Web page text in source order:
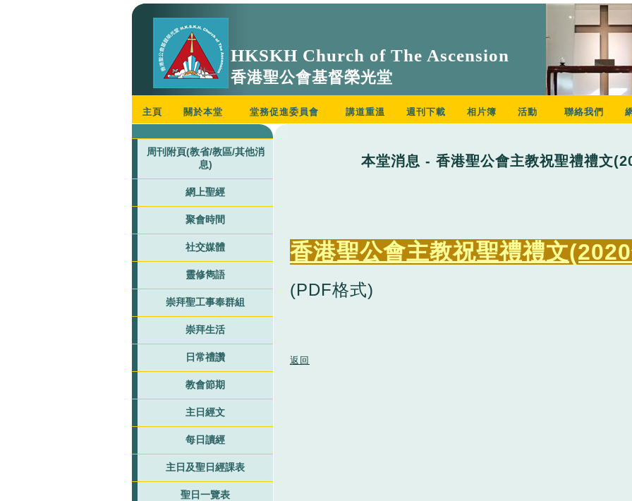
HKSKH Church of The Ascension
香港聖公會基督榮光堂
主頁 關於本堂 堂務促進委員會 講道重溫 週刊下載 相片簿 活動 聯絡我們
周刊附頁(教省/教區/其他消
息)
網上聖經
聚會時間
社交媒體
靈修雋語
崇拜聖工事奉群組
崇拜生活
日常禮讚
教會節期
主日經文
每日讀經
主日及聖日經課表
聖日一覽表
本堂消息 - 香港聖公會主教祝聖禮禮文
香港聖公會主教祝聖禮禮文
(PDF格式)
返回